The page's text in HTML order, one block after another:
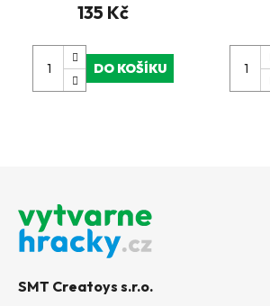
135 Kč
DO KOŠÍKU
SMT Creatoys s.r.o.